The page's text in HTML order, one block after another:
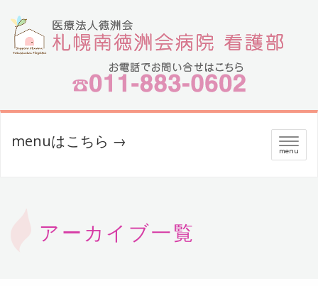
メ
ニ
menu
menuはこちら →
アーカイブ一覧